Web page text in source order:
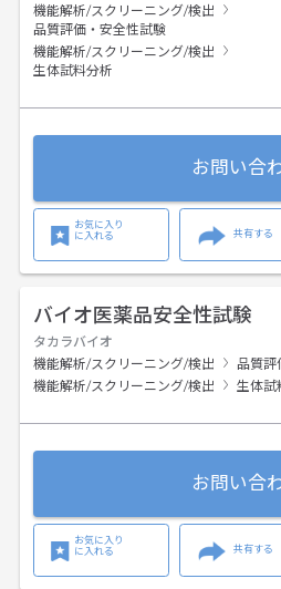
機能解析/スクリーニング/検出
品質評価・安全性試験
機能解析/スクリーニング/検出
生体試料分析
お問い合
お気に入り
に入れる
共有する
バイオ医薬品安全性試験
タカラバイオ
機能解析/スクリーニング/検出
品質評
機能解析/スクリーニング/検出
生体試
お問い合
お気に入り
に入れる
共有する